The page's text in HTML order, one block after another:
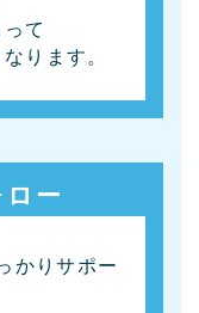
て
ります。
ロー
かりサポー